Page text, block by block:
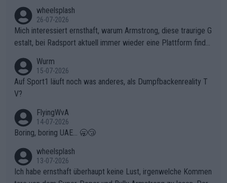
ganze Team auch mental stark zu machen und konkret am Erf
olg teilzuhaben, ist ihm ganz hoch anzurechnen. Das ist ein Zei
chen weit über den Radsport hinaus.
wheelsplash
26-07-2026
Mich interessiert ernsthaft, warum Armstrong, diese traurige G
estalt, bei Radsport aktuell immer wieder eine Plattform finde
Wurm
15-07-2026
Auf Sport1 läuft noch was anderes, als Dumpfbackenreality T
V?
FlyingWvA
14-07-2026
Boring, boring UAE... 🥱😴
wheelsplash
13-07-2026
Ich habe ernsthaft überhaupt keine Lust, irgenwelche Kommen